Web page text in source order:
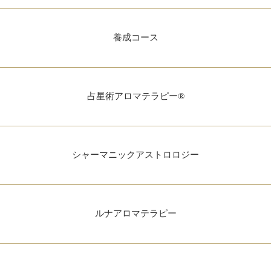
養成コース
占星術アロマテラピー®
シャーマニックアストロロジー
ルナアロマテラピー